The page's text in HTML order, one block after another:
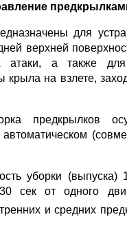
для
верхней
атаки, а также для
крыла на взлете,
предкрылков
автоматическом
уборки (выпуска)
сек от одного
и средних